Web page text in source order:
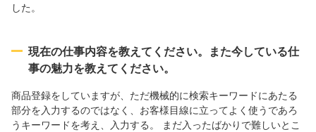
した。
現在の仕事内容を教えてください。また今している仕
事の魅力を教えてください。
商品登録をしていますが、ただ機械的に検索キーワードにあたる
部分を入力するのではなく、お客様目線に立ってよく使うであろ
うキーワードを考え、入力する。 まだ入ったばかりで難しいとこ